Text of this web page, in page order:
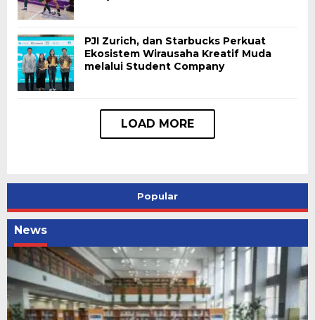
PJI Zurich, dan Starbucks Perkuat
Ekosistem Wirausaha Kreatif Muda
melalui Student Company
Popular
News